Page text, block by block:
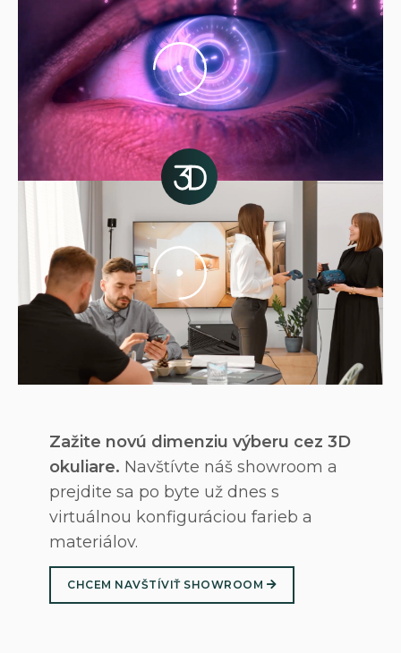
Zažite novú dimenziu výberu cez 3D
okuliare. Navštívte náš showroom a
prejdite sa po byte už dnes s
virtuálnou konfiguráciou farieb a
materiálov.
CHCEM NAVŠTÍVIŤ SHOWROOM